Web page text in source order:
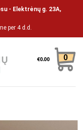
- Elektrėnų g. 23A,
per 4 d.d.
€0.00 0